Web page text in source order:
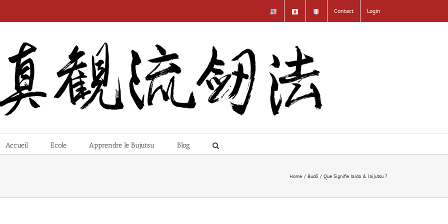
Contact Login
Accueil Ecole Apprendre le Bujutsu Blog
Home Budō Que Signifie Iaido & Iaijutsu ?